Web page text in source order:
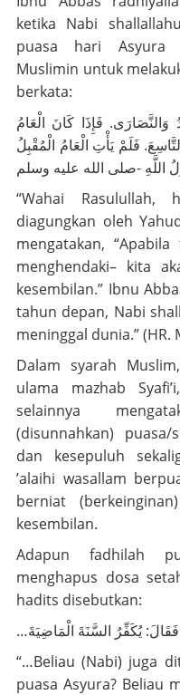
ketika Nabi
puasa hari Asyura
Muslimin untuk
berkata:
وَالنَّصَارَى. فَإِذَا كَانَ الْعَامُ
فَلَمْ يَأْتِ الْعَامُ الْمُقْبِلُ
“Wahai
diagungkan oleh
mengatakan,
menghendaki– kita
kesembilan.” Ibnu
tahun depan, Nabi
meninggal dunia.” (HR.
Dalam syarah
ulama mazhab
selainnya
(disunnahkan)
dan kesepuluh
’alaihi wasallam
berniat
kesembilan.
Adapun fadhilah
menghapus dosa
hadits disebutkan:
يُكَفِّرُ السَّنَةَ الْمَاضِيَةَ
“…Beliau (Nabi) juga
puasa Asyura? Beliau